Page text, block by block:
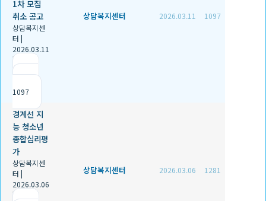
1차 모집
취소 공고
상담복지센
터 |
2026.03.11
|
1097
상담복지센터 2026.03.11 1097
경계선 지
능 청소년
종합심리평
가
상담복지센
터 |
2026.03.06
|
상담복지센터 2026.03.06 1281